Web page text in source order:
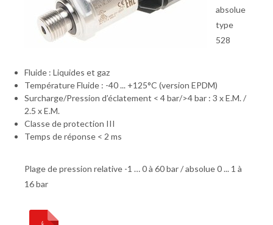
absolue
type
528
Fluide : Liquides et gaz
Température Fluide : -40 ... +125°C (version EPDM)
Surcharge/Pression d’éclatement < 4 bar/>4 bar : 3 x E.M. /
2.5 x E.M.
Classe de protection III
Temps de réponse < 2 ms
Plage de pression relative -1 … 0 à 60 bar / absolue 0 ... 1 à
16 bar